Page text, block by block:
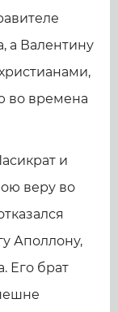
а Валентину
во времена
и
веру во
Аполлону,
Его брат